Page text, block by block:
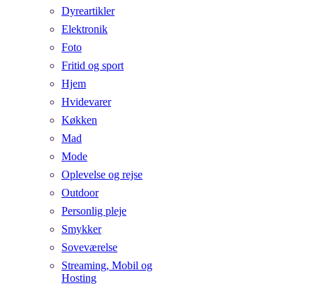
Dyreartikler
Elektronik
Foto
Fritid og sport
Hjem
Hvidevarer
Køkken
Mad
Mode
Oplevelse og rejse
Outdoor
Personlig pleje
Smykker
Soveværelse
Streaming, Mobil og
Hosting